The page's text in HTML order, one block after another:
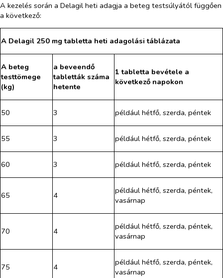
A kezelés során a Delagil heti adagja a beteg testsúlyától függően
a következő:
A Delagil 250 mg tabletta heti adagolási táblázata
A beteg
testtömege
(kg)
a beveendő
tabletták száma
hetente
1 tabletta bevétele a
következő napokon
50 3 például hétfő, szerda, péntek
55 3 például hétfő, szerda, péntek
60 3 például hétfő, szerda, péntek
65 4
például hétfő, szerda, péntek,
vasárnap
70 4
például hétfő, szerda, péntek,
vasárnap
75 4
például hétfő, szerda, péntek,
vasárnap